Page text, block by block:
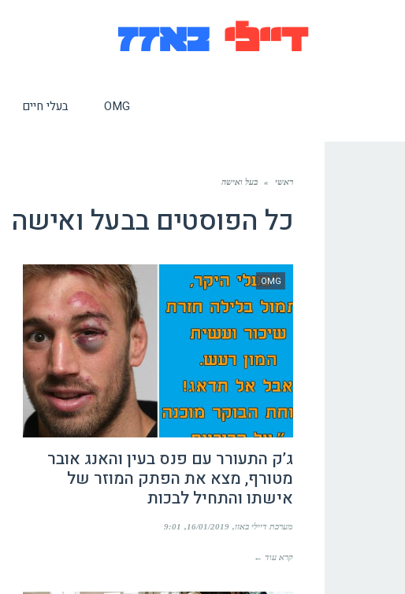
OMG בעלי חיים
ראשי » בעל ואישה
כל הפוסטים בבעל ואישה
OMG
ג’ק התעורר עם פנס בעין והאנג אובר
מטורף, מצא את הפתק המוזר של
אישתו והתחיל לבכות
מערכת דיילי באזז 16/01/2019
9:01
קרא עוד ←